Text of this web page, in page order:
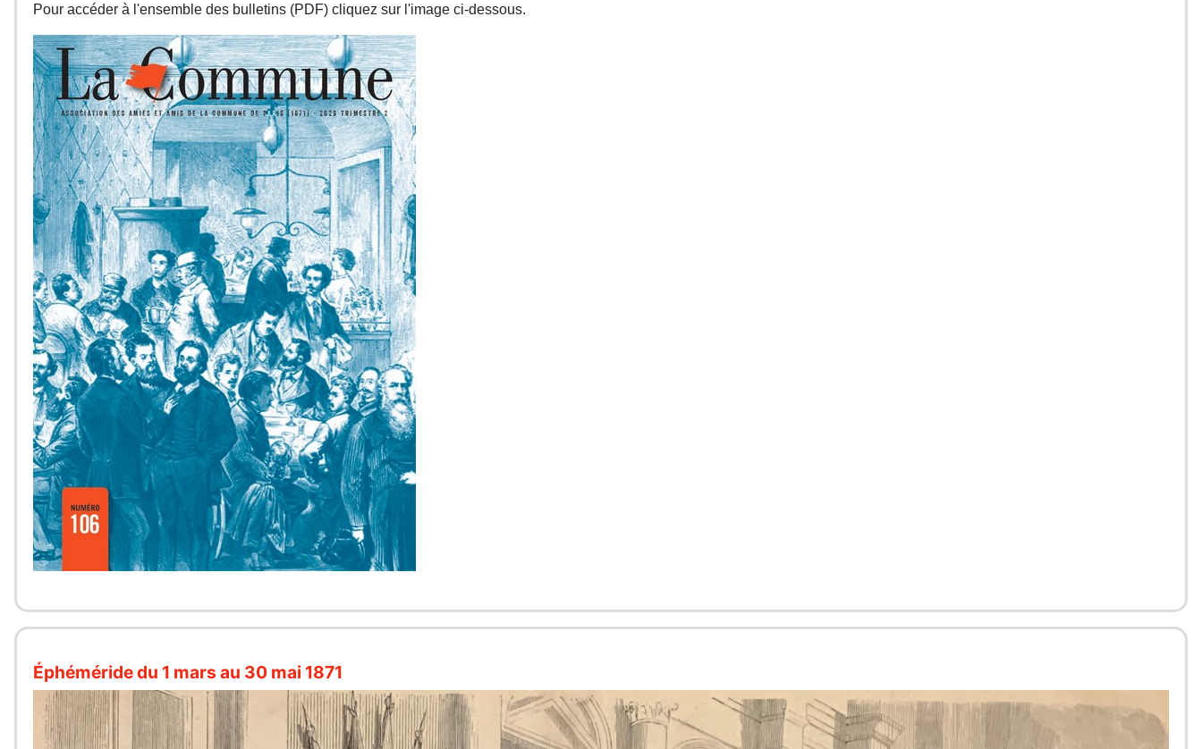
Pour accéder à l'ensemble des bulletins (PDF) cliquez sur l'image ci-dessous.
Éphéméride du 1 mars au 30 mai 1871